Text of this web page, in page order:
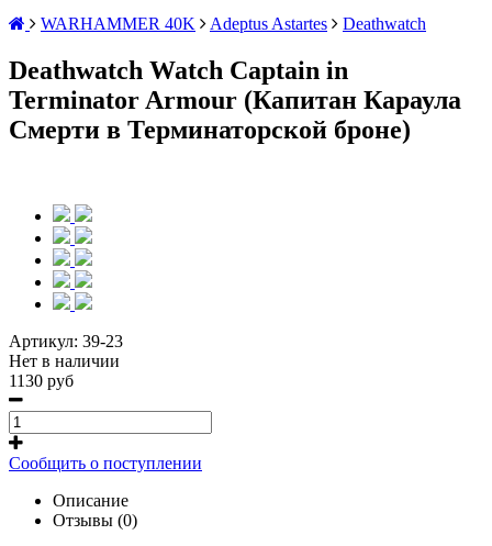
WARHAMMER 40K Adeptus Astartes Deathwatch
Deathwatch Watch Captain in
Terminator Armour (Капитан Караула
Смерти в Терминаторской броне)
Артикул: 39-23
Нет в наличии
1130 руб
Сообщить о поступлении
Описание
Отзывы (0)